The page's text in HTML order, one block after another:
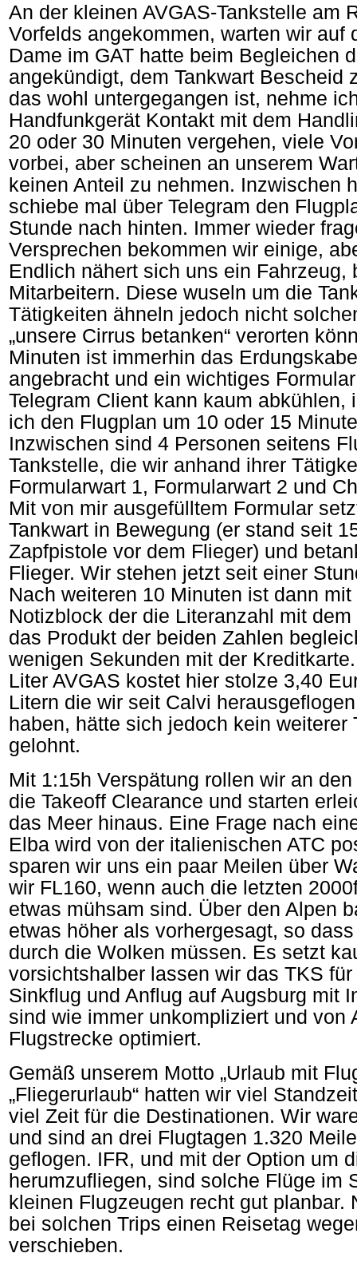
An der kleinen AVGAS-Tankstelle am
Vorfelds angekommen, warten wir auf
Dame im GAT hatte beim Begleichen
angekündigt, dem Tankwart Bescheid
das wohl untergegangen ist, nehme
Handfunkgerät Kontakt mit dem
20 oder 30 Minuten vergehen, viele
vorbei, aber scheinen an unserem
keinen Anteil zu nehmen. Inzwischen
schiebe mal über Telegram den
Stunde nach hinten. Immer wieder
Versprechen bekommen wir einige,
Endlich nähert sich uns ein Fahrzeug,
Mitarbeitern. Diese wuseln um die
Tätigkeiten ähneln jedoch nicht
„unsere Cirrus betanken“ verorten
Minuten ist immerhin das
angebracht und ein wichtiges
Telegram Client kann kaum abkühlen,
ich den Flugplan um 10 oder 15
Inzwischen sind 4 Personen seitens
Tankstelle, die wir anhand ihrer
Formularwart 1, Formularwart 2 und
Mit von mir ausgefülltem Formular
Tankwart in Bewegung (er stand seit
Zapfpistole vor dem Flieger) und
Flieger. Wir stehen jetzt seit einer
Nach weiteren 10 Minuten ist dann
Notizblock der die Literanzahl mit
das Produkt der beiden Zahlen
wenigen Sekunden mit der
Liter AVGAS kostet hier stolze 3,40
Litern die wir seit Calvi
haben, hätte sich jedoch kein weiterer
gelohnt.
Mit 1:15h Verspätung rollen wir an
die Takeoff Clearance und starten
das Meer hinaus. Eine Frage nach
Elba wird von der italienischen ATC
sparen wir uns ein paar Meilen über
wir FL160, wenn auch die letzten
etwas mühsam sind. Über den Alpen
etwas höher als vorhergesagt, so
durch die Wolken müssen. Es setzt
vorsichtshalber lassen wir das TKS
Sinkflug und Anflug auf Augsburg mit
sind wie immer unkompliziert und von
Flugstrecke optimiert.
Gemäß unserem Motto „Urlaub mit
„Fliegerurlaub“ hatten wir viel
viel Zeit für die Destinationen. Wir
und sind an drei Flugtagen 1.320
geflogen. IFR, und mit der Option um
herumzufliegen, sind solche Flüge im
kleinen Flugzeugen recht gut planbar.
bei solchen Trips einen Reisetag
verschieben.